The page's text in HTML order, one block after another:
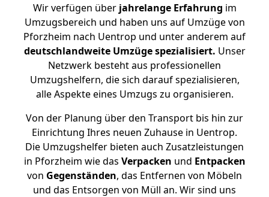
Wir verfügen überjahrelange Erfahrung im
Umzugsbereich und haben uns auf Umzüge von
Pforzheim nach Uentrop und unter anderem auf
deutschlandweite Umzüge spezialisiert. Unser
Netzwerk besteht aus professionellen
Umzugshelfern, die sich darauf spezialisieren,
alle Aspekte eines Umzugs zu organisieren.
Von der Planung über den Transport bis hin zur
Einrichtung Ihres neuen Zuhause in Uentrop.
Die Umzugshelfer bieten auch Zusatzleistungen
in Pforzheim wie das Verpacken und Entpacken
von Gegenständen, das Entfernen von Möbeln
und das Entsorgen von Müll an. Wir sind uns